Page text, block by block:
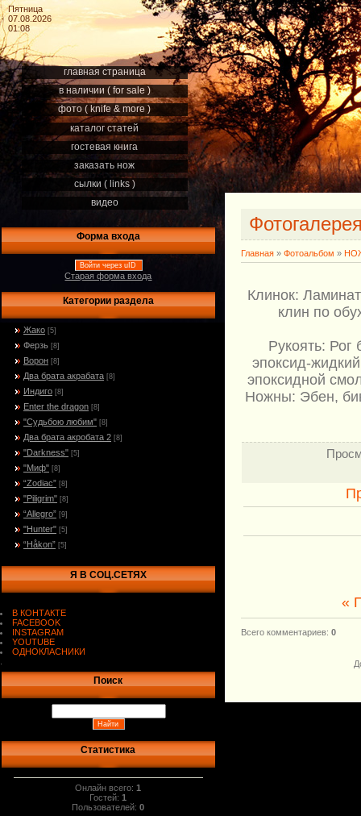
Пятница
07.08.2026
01:08
главная страница
в наличии ( for sale )
фото ( knife & more )
каталог статей
гостевая книга
заказать нож
сылки ( links )
видео
Форма входа
Войти через uID
Старая форма входа
Категории раздела
Жако [5]
Ферзь [8]
Ворон [8]
Два брата акрабата [8]
Индиго [8]
Enter the dragon [8]
"Судьбою любим" [8]
Два брата акробата 2 [8]
"Darkness" [5]
"Миф" [8]
“Zodiac” [8]
"Piligrim" [8]
“Allegro” [9]
"Hunter" [5]
“Håkon” [5]
Я В СОЦ.СЕТЯХ
В КОНТАКТЕ
FACEBOOK
INSTAGRAM
YOUTUBE
ОДНОКЛАСНИКИ
Поиск
Статистика
Онлайн всего:1
Гостей:1
Пользователей:0
Главная » Фотоальбом »
Клинок:
клин по
Рукоять:
эпоксид-
эпоксидной
Ножны: Эбен,
«
Всего комментариев: 0